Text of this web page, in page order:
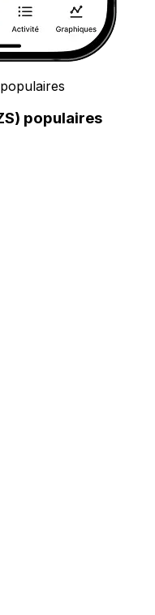
populaires